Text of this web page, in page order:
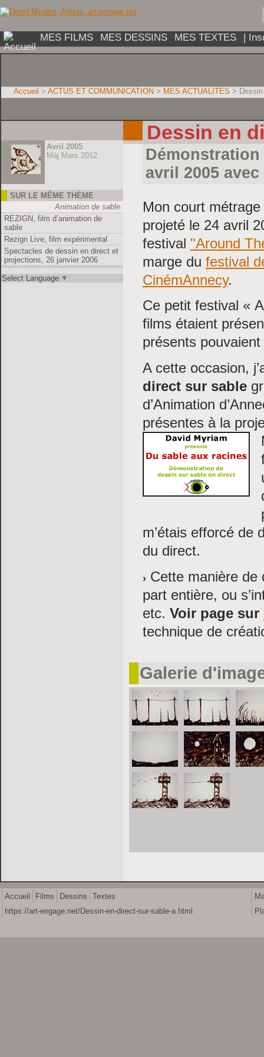
Avril 2005
Màj Mars 2012
SUR LE MÊME THÈME
Animation de sable
REZIGN, film d’animation de
sable
Rezign Live, film expérimental
Spectacles de dessin en direct et
projections, 26 janvier 2006
Select Language ▼
Dessin en
avril 2005
Mon court
projeté le 24 avril
festival "Around
marge du festival
CinémAnnecy.
Ce petit festival «
films étaient
présents
A cette occasion,
direct sur sable
d’Animation
présentes à la
m’étais efforcé de
du direct.
Cette manière de
part entière, ou
etc. Voir page sur
technique de
Galerie
Accueil > ACTUS ET COMMUNICATION > MES ACTUALITÉS >
Accueil Films Dessins
Textes
https://art-engage.net/Dessin-en-direct-sur-sable-a.html
MES FILMS MES DESSINS MES TEXTES |